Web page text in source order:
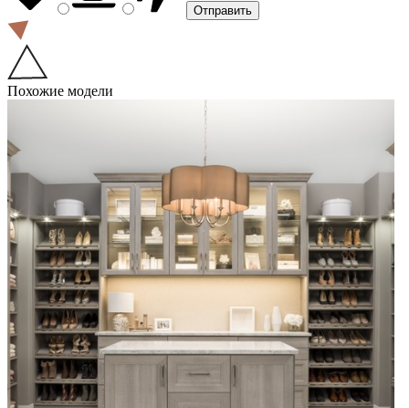
Похожие модели